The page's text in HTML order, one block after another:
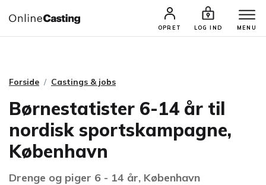
OPRET LOG IND MENU
CASTINGS & JOBS SØG PROFIL
Forside Castings & jobs
Børnestatister 6-14 år til
nordisk sportskampagne,
København
Drenge og piger 6 - 14 år, København